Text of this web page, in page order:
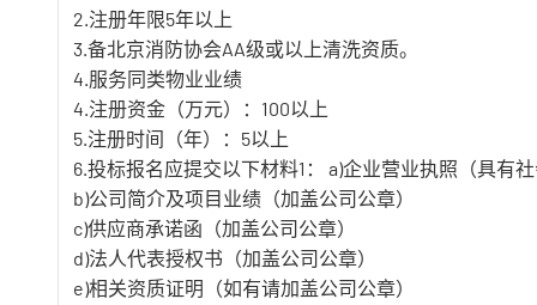
2.注册年限5年以上
3.备北京消防协会AA级或以上清洗资质。
4.服务同类物业业绩
4.注册资金（万元）：100以上
5.注册时间（年）：5以上
6.投标报名应提交以下材料1： a)企业营业执照（具有
b)公司简介及项目业绩（加盖公司公章）
c)供应商承诺函（加盖公司公章）
d)法人代表授权书（加盖公司公章）
e)相关资质证明（如有请加盖公司公章）